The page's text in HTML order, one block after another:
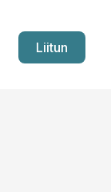
Liitun